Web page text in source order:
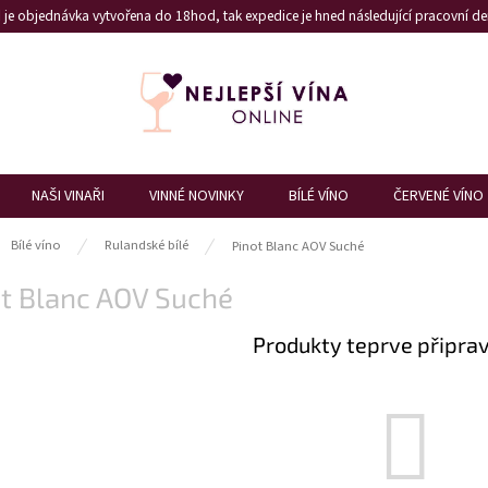
objednávka vytvořena do 18hod, tak expedice je hned následující pracovní
NAŠI VINAŘI VINNÉ NOVINKY BÍLÉ VÍNO ČERVENÉ VÍNO
Bílé víno Rulandské bílé Pinot Blanc AOV Suché
Blanc AOV Suché
Produkty teprve